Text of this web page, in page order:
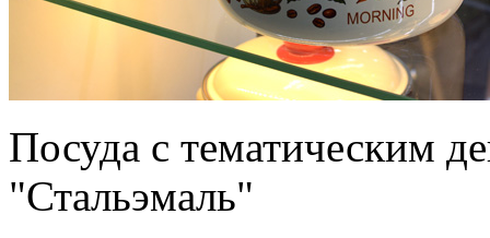
Посуда с тематическим
"Стальэмаль"